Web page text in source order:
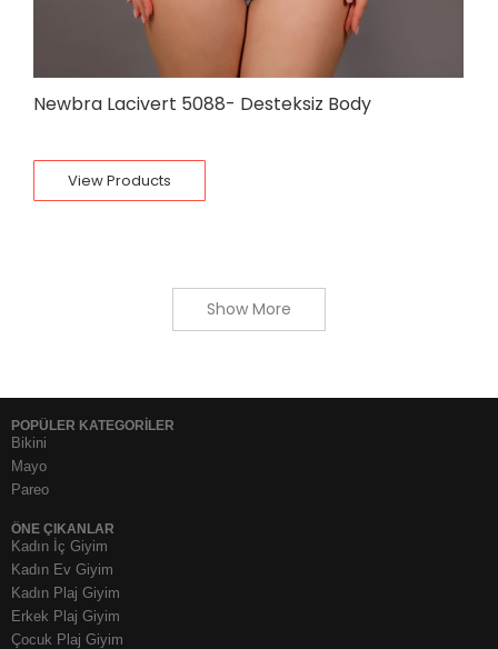
Newbra Lacivert 5088- Desteksiz Body
View Products
Show More
POPÜLER KATEGORİLER
Bikini
Mayo
Pareo
ÖNE ÇIKANLAR
Kadın İç Giyim
Kadın Ev Giyim
Kadın Plaj Giyim
Erkek Plaj Giyim
Çocuk Plaj Giyim